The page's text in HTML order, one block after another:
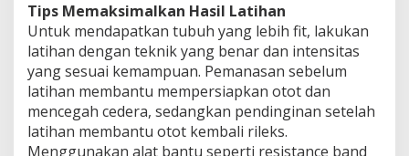
Tips Memaksimalkan Hasil Latihan
Untuk mendapatkan tubuh yang lebih fit, lakukan
latihan dengan teknik yang benar dan intensitas
yang sesuai kemampuan. Pemanasan sebelum
latihan membantu mempersiapkan otot dan
mencegah cedera, sedangkan pendinginan setelah
latihan membantu otot kembali rileks.
Menggunakan alat bantu seperti resistance band